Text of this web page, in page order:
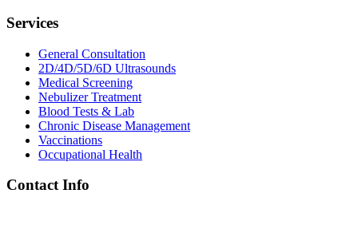
Services
General Consultation
2D/4D/5D/6D Ultrasounds
Medical Screening
Nebulizer Treatment
Blood Tests & Lab
Chronic Disease Management
Vaccinations
Occupational Health
Contact Info